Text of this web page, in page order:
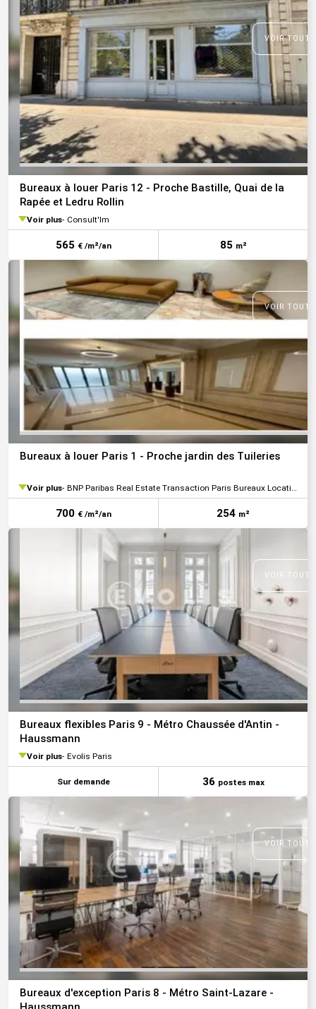
VOIR
Bureaux à louer Paris 12 - Proche Bastille, Quai de la
Rapée et Ledru Rollin
Voir plus Consult'Im
565 € /m²/an 85 m²
VOIR
Bureaux à louer Paris 1 - Proche jardin des Tuileries
Voir plus BNP Paribas Real Estate Transaction Paris Bureaux Location
700 € /m²/an 254 m²
VOIR
Bureaux flexibles Paris 9 - Métro Chaussée d'Antin -
Haussmann
Voir plus Evolis Paris
Sur demande 36 postes max
VOIR
Bureaux d'exception Paris 8 - Métro Saint-Lazare -